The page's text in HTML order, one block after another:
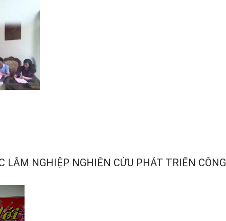
LÂM NGHIỆP NGHIÊN CỨU PHÁT TRIỂN CÔNG